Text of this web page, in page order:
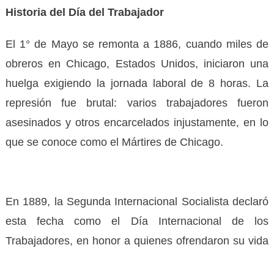
Historia del Día del Trabajador
El 1° de Mayo se remonta a 1886, cuando miles de
obreros en Chicago, Estados Unidos, iniciaron una
huelga exigiendo la jornada laboral de 8 horas. La
represión fue brutal: varios trabajadores fueron
asesinados y otros encarcelados injustamente, en lo
que se conoce como el Mártires de Chicago.
En 1889, la Segunda Internacional Socialista declaró
esta fecha como el Día Internacional de los
Trabajadores, en honor a quienes ofrendaron su vida